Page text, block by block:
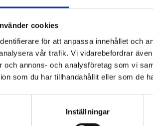
cookies
för att anpassa innehållet och
vår trafik. Vi vidarebefordrar
och annons- och analysföretag som vi
som du har tillhandahållit eller som de
Inställningar
har kunnat se vilka kötträtter som
få fram med vanliga enkäter?
vi svart på vitt vad som slängs.
när det är mat som de ogillar, men